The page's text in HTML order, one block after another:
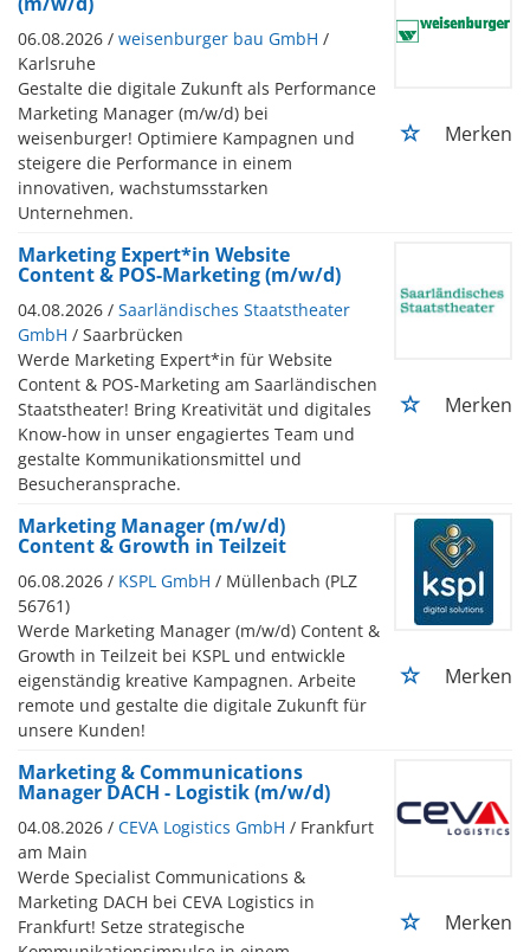
06.08.2026 / weisenburger bau GmbH /
Karlsruhe
Gestalte die digitale Zukunft als Performance
Marketing Manager (m/w/d) bei
weisenburger! Optimiere Kampagnen und
steigere die Performance in einem
innovativen, wachstumsstarken
Unternehmen.
Merken
Marketing Expert*in Website
Content & POS-Marketing (m/w/d)
04.08.2026 / Saarländisches Staatstheater
GmbH / Saarbrücken
Werde Marketing Expert*in für Website
Content & POS-Marketing am Saarländischen
Staatstheater! Bring Kreativität und digitales
Know-how in unser engagiertes Team und
gestalte Kommunikationsmittel und
Besucheransprache.
Merken
Marketing Manager (m/w/d)
Content & Growth in Teilzeit
06.08.2026 / KSPL GmbH / Müllenbach (PLZ
56761)
Werde Marketing Manager (m/w/d) Content &
Growth in Teilzeit bei KSPL und entwickle
eigenständig kreative Kampagnen. Arbeite
remote und gestalte die digitale Zukunft für
unsere Kunden!
Merken
Marketing & Communications
Manager DACH - Logistik (m/w/d)
04.08.2026 / CEVA Logistics GmbH / Frankfurt
am Main
Werde Specialist Communications &
Marketing DACH bei CEVA Logistics in
Frankfurt! Setze strategische
Merken